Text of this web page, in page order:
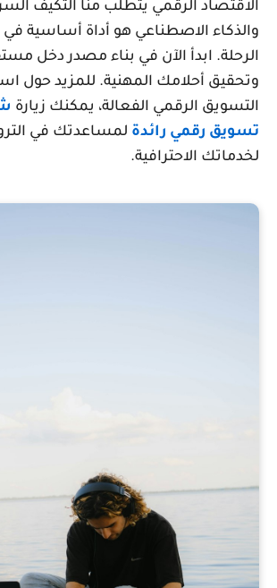
الرقمي يتطلب منا التكيف السريع،
الاصطناعي هو أداة أساسية في
ابدأ الآن في بناء مصدر دخل مستقل
أحلامك المهنية. للمزيد حول
الرقمي الفعالة، يمكنك زيارة
رقمي رائدةلمساعدتك في الترويج
الاحترافية.